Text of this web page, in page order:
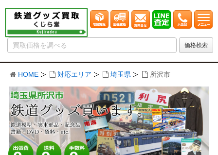
HOME 対応エリア 埼玉県 所沢市